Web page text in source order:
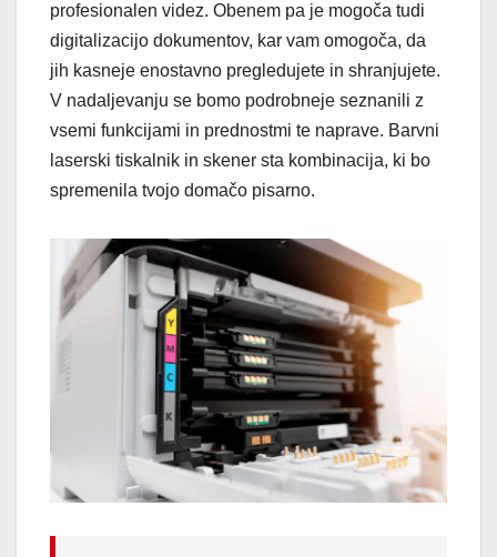
profesionalen videz. Obenem pa je mogoča tudi
digitalizacijo dokumentov, kar vam omogoča, da
jih kasneje enostavno pregledujete in shranjujete.
V nadaljevanju se bomo podrobneje seznanili z
vsemi funkcijami in prednostmi te naprave. Barvni
laserski tiskalnik in skener sta kombinacija, ki bo
spremenila tvojo domačo pisarno.